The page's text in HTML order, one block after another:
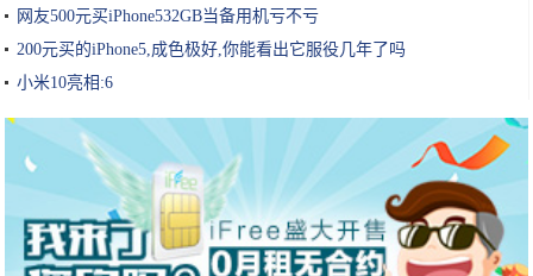
网友500元买iPhone532GB当备用机亏不亏
200元买的iPhone5,成色极好,你能看出它服役几年了吗
小米10亮相:6